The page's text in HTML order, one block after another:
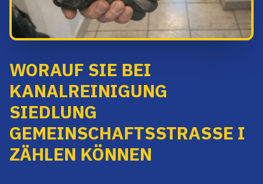
WORAUF SIE BEI
KANALREINIGUNG
SIEDLUNG
GEMEINSCHAFTSSTRASSE I Z
ÄHLEN KÖNNEN